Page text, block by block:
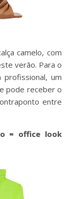
camelo, com
verão. Para o
um
pode receber o
entre
= office look